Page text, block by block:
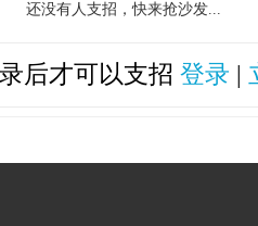
还没有人支招，快来抢沙发...
后才可以支招 登录 |